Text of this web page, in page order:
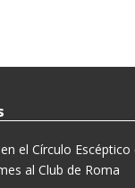
el Círculo Escéptico
al Club de Roma